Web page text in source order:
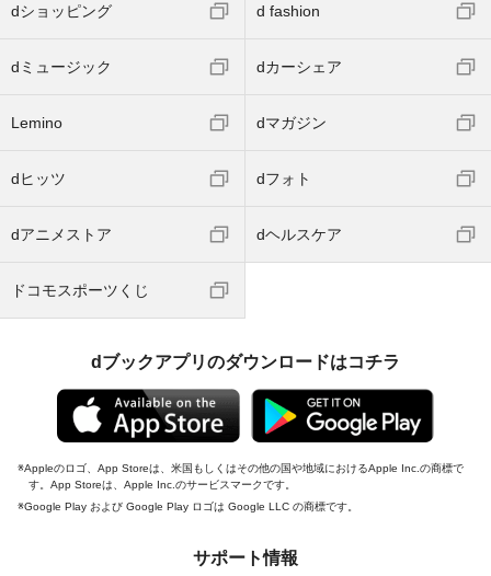
dショッピング d fashion
dミュージック dカーシェア
Lemino dマガジン
dヒッツ dフォト
dアニメストア dヘルスケア
ドコモスポーツくじ
dブックアプリのダウンロードはコチラ
Appleのロゴ、App Storeは、米国もしくはその他の国や地域におけるApple Inc.の商標で
す。App Storeは、Apple Inc.のサービスマークです。
Google Play および Google Play ロゴは Google LLC の商標です。
サポート情報